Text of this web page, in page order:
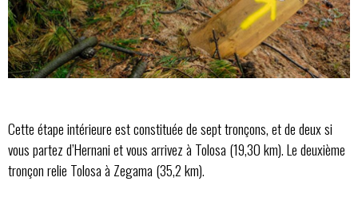
Cette étape intérieure est constituée de sept tronçons, et de deux si
vous partez d’Hernani et vous arrivez à Tolosa (19,30 km). Le deuxième
tronçon relie Tolosa à Zegama (35,2 km).